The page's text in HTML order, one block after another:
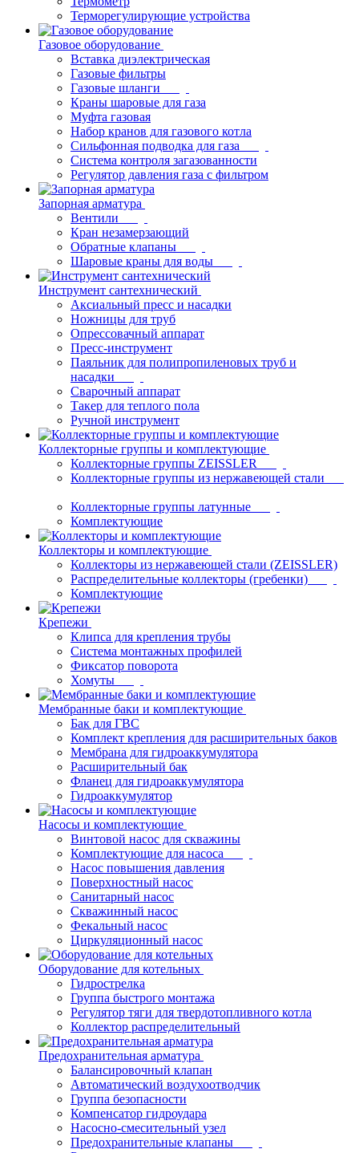
Терморегулирующие устройства
Газовое оборудование
Вставка диэлектрическая
Газовые фильтры
Газовые шланги
Краны шаровые для газа
Муфта газовая
Набор кранов для газового котла
Сильфонная подводка для газа
Система контроля загазованности
Регулятор давления газа с фильтром
Запорная арматура
Вентили
Кран незамерзающий
Обратные клапаны
Шаровые краны для воды
Инструмент сантехнический
Аксиальный пресс и насадки
Ножницы для труб
Опрессовачный аппарат
Пресс-инструмент
Паяльник для полипропиленовых труб и
насадки
Сварочный аппарат
Такер для теплого пола
Ручной инструмент
Коллекторные группы и комплектующие
Коллекторные группы ZEISSLER
Коллекторные группы из нержавеющей стали
Коллекторные группы латунные
Комплектующие
Коллекторы и комплектующие
Коллекторы из нержавеющей стали (ZEISSLER)
Распределительные коллекторы (гребенки)
Комплектующие
Крепежи
Клипса для крепления трубы
Система монтажных профилей
Фиксатор поворота
Хомуты
Мембранные баки и комплектующие
Бак для ГВС
Комплект крепления для расширительных баков
Мембрана для гидроаккумулятора
Расширительный бак
Фланец для гидроаккумулятора
Гидроаккумулятор
Насосы и комплектующие
Винтовой насос для скважины
Комплектующие для насоса
Насос повышения давления
Поверхностный насос
Санитарный насос
Скважинный насос
Фекальный насос
Циркуляционный насос
Оборудование для котельных
Гидрострелка
Группа быстрого монтажа
Регулятор тяги для твердотопливного котла
Коллектор распределительный
Предохранительная арматура
Балансировочный клапан
Автоматический воздухоотводчик
Группа безопасности
Компенсатор гидроудара
Насосно-смесительный узел
Предохранительные клапаны